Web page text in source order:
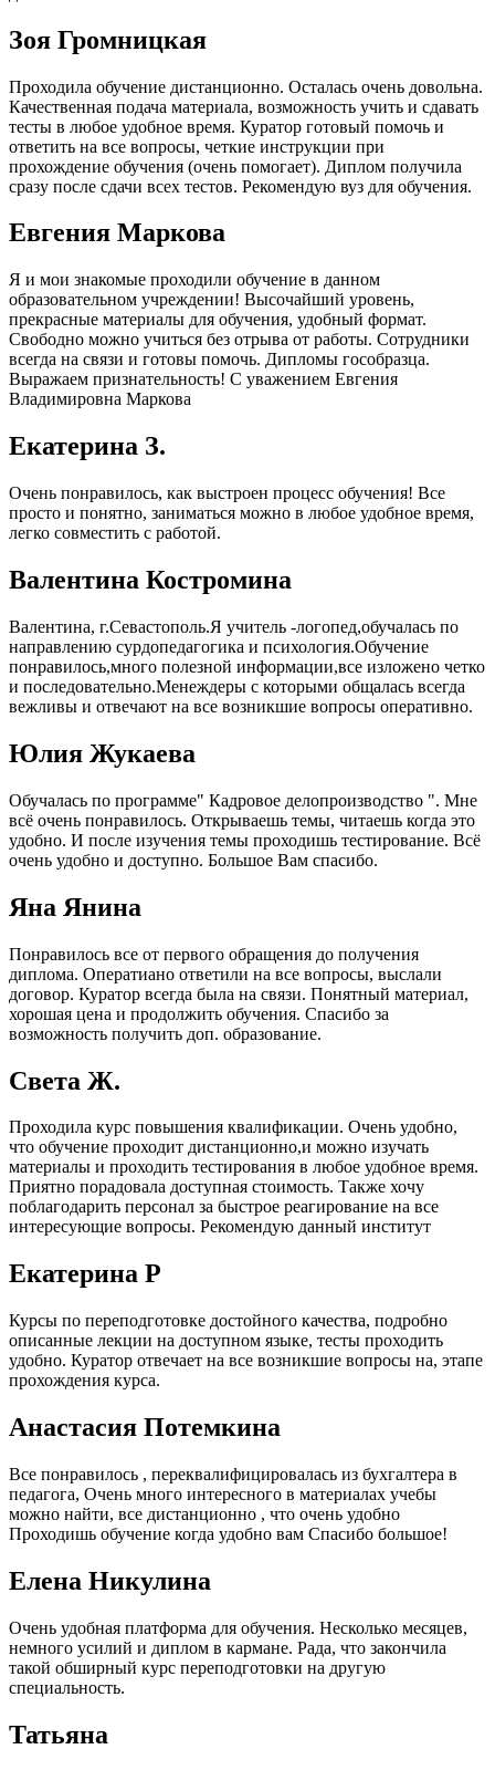
Зоя Громницкая
Проходила обучение дистанционно. Осталась очень довольна.
Качественная подача материала, возможность учить и сдавать
тесты в любое удобное время. Куратор готовый помочь и
ответить на все вопросы, четкие инструкции при
прохождение обучения (очень помогает). Диплом получила
сразу после сдачи всех тестов. Рекомендую вуз для обучения.
Евгения Маркова
Я и мои знакомые проходили обучение в данном
образовательном учреждении! Высочайший уровень,
прекрасные материалы для обучения, удобный формат.
Свободно можно учиться без отрыва от работы. Сотрудники
всегда на связи и готовы помочь. Дипломы гособразца.
Выражаем признательность! С уважением Евгения
Владимировна Маркова
Екатерина З.
Очень понравилось, как выстроен процесс обучения! Все
просто и понятно, заниматься можно в любое удобное время,
легко совместить с работой.
Валентина Костромина
Валентина, г.Севастополь.Я учитель -логопед,обучалась по
направлению сурдопедагогика и психология.Обучение
понравилось,много полезной информации,все изложено четко
и последовательно.Менеждеры с которыми общалась всегда
вежливы и отвечают на все возникшие вопросы оперативно.
Юлия Жукаева
Обучалась по программе" Кадровое делопроизводство ". Мне
всё очень понравилось. Открываешь темы, читаешь когда это
удобно. И после изучения темы проходишь тестирование. Всё
очень удобно и доступно. Большое Вам спасибо.
Яна Янина
Понравилось все от первого обращения до получения
диплома. Оператиано ответили на все вопросы, выслали
договор. Куратор всегда была на связи. Понятный материал,
хорошая цена и продолжить обучения. Спасибо за
возможность получить доп. образование.
Света Ж.
Проходила курс повышения квалификации. Очень удобно,
что обучение проходит дистанционно,и можно изучать
материалы и проходить тестирования в любое удобное время.
Приятно порадовала доступная стоимость. Также хочу
поблагодарить персонал за быстрое реагирование на все
интересующие вопросы. Рекомендую данный институт
Екатерина Р
Курсы по переподготовке достойного качества, подробно
описанные лекции на доступном языке, тесты проходить
удобно. Куратор отвечает на все возникшие вопросы на, этапе
прохождения курса.
Анастасия Потемкина
Все понравилось , переквалифицировалась из бухгалтера в
педагога, Очень много интересного в материалах учебы
можно найти, все дистанционно , что очень удобно
Проходишь обучение когда удобно вам Спасибо большое!
Елена Никулина
Очень удобная платформа для обучения. Несколько месяцев,
немного усилий и диплом в кармане. Рада, что закончила
такой обширный курс переподготовки на другую
специальность.
Татьяна